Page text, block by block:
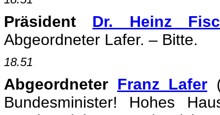
Präsident Dr. Heinz
Abgeordneter Lafer. – Bitte.
18.51
Abgeordneter Franz Lafer
Bundesminister! Hohes